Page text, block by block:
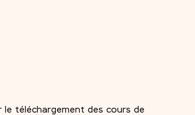
le téléchargement des cours de